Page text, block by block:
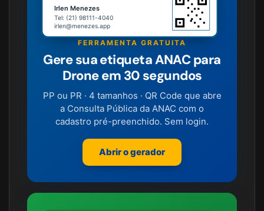
Irlen Menezes
Tel: (21) 98111-4040
irlen@menezes.app
FERRAMENTA GRATUITA
Gere sua etiqueta ANAC para
Drone em 30 segundos
PP ou PR · 4 tamanhos · QR Code que abre
a Consulta Pública da ANAC com o
cadastro pré-preenchido. Sem login.
Abrir o gerador